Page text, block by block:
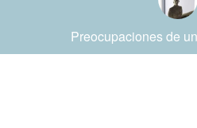
Preocupaciones de